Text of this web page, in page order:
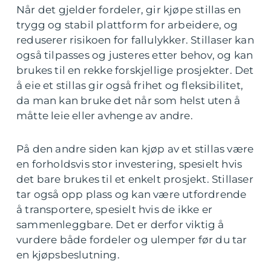
Når det gjelder fordeler, gir kjøpe stillas en
trygg og stabil plattform for arbeidere, og
reduserer risikoen for fallulykker. Stillaser kan
også tilpasses og justeres etter behov, og kan
brukes til en rekke forskjellige prosjekter. Det
å eie et stillas gir også frihet og fleksibilitet,
da man kan bruke det når som helst uten å
måtte leie eller avhenge av andre.
På den andre siden kan kjøp av et stillas være
en forholdsvis stor investering, spesielt hvis
det bare brukes til et enkelt prosjekt. Stillaser
tar også opp plass og kan være utfordrende
å transportere, spesielt hvis de ikke er
sammenleggbare. Det er derfor viktig å
vurdere både fordeler og ulemper før du tar
en kjøpsbeslutning.